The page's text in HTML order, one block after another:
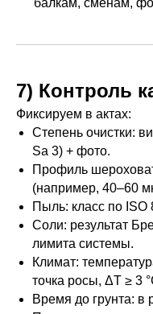
балкам, сменам,
7) Контроль
Фиксируем в актах:
Степень очистки:
Sa 3) + фото.
Профиль
(например, 40–60
Пыль: класс по ISO
Соли: результат
лимита системы.
Климат:
точка росы, ΔT ≥ 3
Время до грунта: в